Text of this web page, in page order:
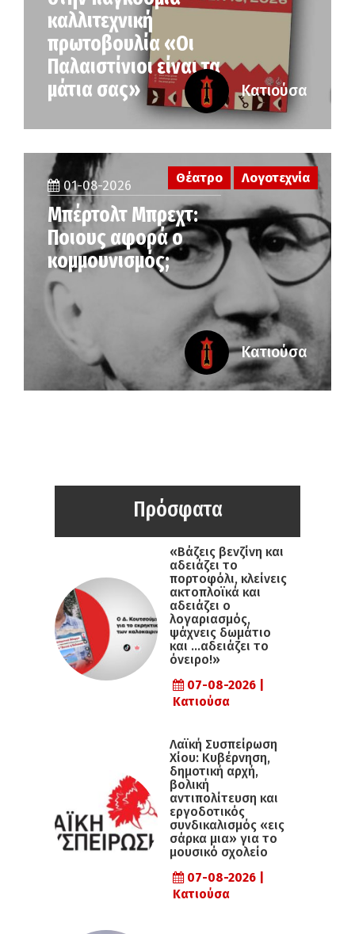
καλλιτεχνική
πρωτοβουλία «Οι
Παλαιστίνιοι είναι τα
μάτια σας»
Κατιούσα
01-08-2026
Μπέρτολτ Μπρεχτ:
Ποιους αφορά ο
κομμουνισμός;
Θέατρο Λογοτεχνία
Κατιούσα
Πρόσφατα
«Βάζεις βενζίνη και
αδειάζει το
πορτοφόλι, κλείνεις
ακτοπλοϊκά και
αδειάζει ο
λογαριασμός,
ψάχνεις δωμάτιο
και …αδειάζει το
όνειρο!»
07-08-2026 |
Κατιούσα
Λαϊκή Συσπείρωση
Χίου: Κυβέρνηση,
δημοτική αρχή,
βολική
αντιπολίτευση και
εργοδοτικός
συνδικαλισμός «εις
σάρκα μια» για το
μουσικό σχολείο
07-08-2026 |
Κατιούσα